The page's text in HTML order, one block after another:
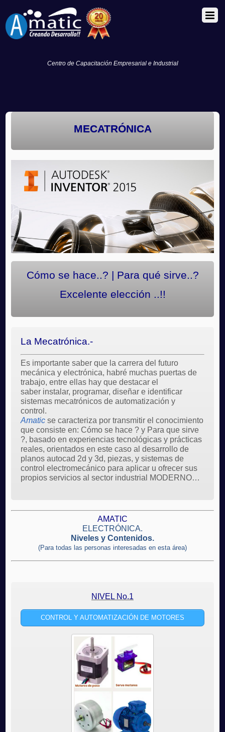
Centro de Capacitación Empresarial e Industrial
MECATRÓNICA
Cómo se hace..? | Para qué sirve..?
Excelente elección ..!!
La Mecatrónica.-
Es importante saber que la carrera del futuro
mecánica y electrónica, habré muchas puertas de
trabajo, entre ellas hay que destacar el
saber instalar, programar, diseñar e identificar
sistemas mecatrónicos de automatización y
control.
Amatic se caracteriza por transmitir el conocimiento
que consiste en: Cómo se hace ? y Para que sirve
?, basado en experiencias tecnológicas y prácticas
reales, orientados en este caso al desarrollo de
planos autocad 2d y 3d, piezas, y sistemas de
control electromecánico para aplicar u ofrecer sus
propios servicios al sector industrial MODERNO…
AMATIC
ELECTRÓNICA.
Niveles y Contenidos.
(Para todas las personas interesadas en esta área)
NIVEL No.1
CONTROL Y AUTOMATIZACIÓN DE MOTORES